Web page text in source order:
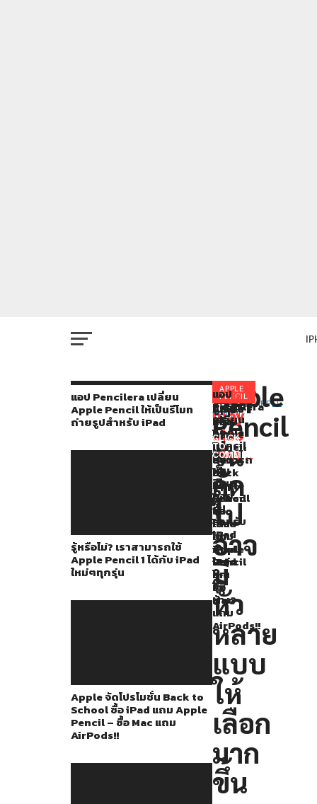
แอป Pencilera เปลี่ยน
Apple Pencil ให้เป็นรีโมท
ถ่ายรูปสำหรับ iPad
รู้หรือไม่? เราสามารถใช้
Apple Pencil 1 ได้กับ iPad
ใหม่ๆทุกรุ่น
Apple จัดโปรโมชั่น Back to
School ซื้อ iPad แถม Apple
Pencil – ซื้อ Mac แถม
AirPods!!
APPLE
PENCIL
Apple
Pencil
รุ่น
ถัด
ไป
อาจ
มี
หัว
หลาย
แบบ
ให้
เลือก
มาก
ขึ้น
Apple
เปิด
ตัว
Apple
Pencil
รุ่น
ที่
2
ที่
มี
ดีไซน์
ใหม่
และ
ชาร์จ
แบบ
แม่
เหล็ก
ครั้ง
แรก
ในปี
You
may
also
like...
แอป
Pencilera
เปลี่ยน
Apple
Pencil
ให้
เป็น
รีโมท
ถ่าย
รูป
สำหรับ
iPad
รู้
หรือ
ไม่?
เรา
สามารถ
ใช้
Apple
Pencil
1
ได้
กับ
iPad
ใหม่ๆ
ทุก
รุ่น
Apple
จัด
โปร
โม
ชั่น
Back
to
School
ซื้อ
iPad
แถม
Apple
Pencil
–
ซื้อ
Mac
แถม
AirPods!!
เปรียบ
เทียบ
Apple
Pencil
ต่าง
กัน
แค่
ไหน
รุ่น
ไหน
ใช้
กับ
iPad
ไหน
ได้
บ้าง?
RELATED
TOPICS: APPLE
PENCIL
CLICK
TO
COMMENT